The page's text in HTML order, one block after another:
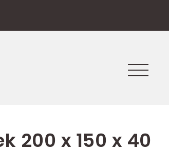
200 x 150 x 40